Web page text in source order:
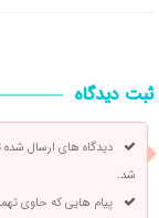
ثبت دیدگاه
دیدگاه های ارسال
شد.
پیام هایی که حاوی